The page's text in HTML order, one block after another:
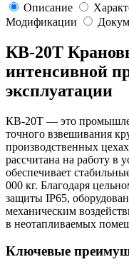
Описание
Модификации
КВ-20Т
интенсивной
эксплуатации
КВ-20Т — это
точного взвешивания
производственных
рассчитана на работу в
обеспечивает
000 кг. Благодаря
защиты IP65,
механическим
в неотапливаемых
Ключевые